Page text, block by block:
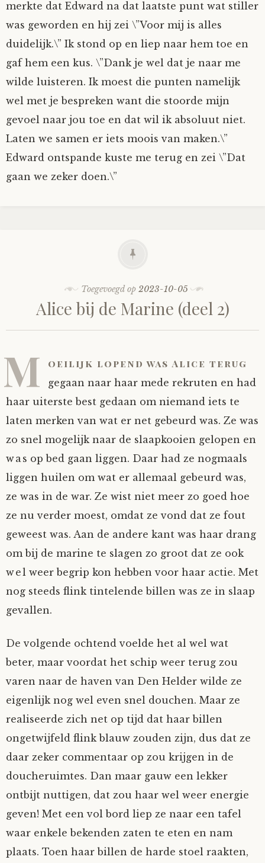
merkte dat Edward na dat laatste punt wat stiller
was geworden en hij zei \”Voor mij is alles
duidelijk.\” Ik stond op en liep naar hem toe en
gaf hem een kus. \”Dank je wel dat je naar me
wilde luisteren. Ik moest die punten namelijk
wel met je bespreken want die stoorde mijn
gevoel naar jou toe en dat wil ik absoluut niet.
Laten we samen er iets moois van maken.\”
Edward ontspande kuste me terug en zei \”Dat
gaan we zeker doen.\”
Toegevoegd op 2023-10-05
Alice bij de Marine (deel 2)
M oeilijk lopend was Alice terug
gegaan naar haar mede rekruten en had
haar uiterste best gedaan om niemand iets te
laten merken van wat er net gebeurd was. Ze was
zo snel mogelijk naar de slaapkooien gelopen en
was op bed gaan liggen. Daar had ze nogmaals
liggen huilen om wat er allemaal gebeurd was,
ze was in de war. Ze wist niet meer zo goed hoe
ze nu verder moest, omdat ze vond dat ze fout
geweest was. Aan de andere kant was haar drang
om bij de marine te slagen zo groot dat ze ook
wel weer begrip kon hebben voor haar actie. Met
nog steeds flink tintelende billen was ze in slaap
gevallen.
De volgende ochtend voelde het al wel wat
beter, maar voordat het schip weer terug zou
varen naar de haven van Den Helder wilde ze
eigenlijk nog wel even snel douchen. Maar ze
realiseerde zich net op tijd dat haar billen
ongetwijfeld flink blauw zouden zijn, dus dat ze
daar zeker commentaar op zou krijgen in de
doucheruimtes. Dan maar gauw een lekker
ontbijt nuttigen, dat zou haar wel weer energie
geven! Met een vol bord liep ze naar een tafel
waar enkele bekenden zaten te eten en nam
plaats. Toen haar billen de harde stoel raakten,